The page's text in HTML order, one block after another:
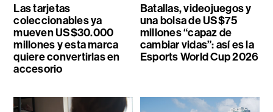
Las tarjetas
coleccionables ya
mueven US$30.000
millones y esta marca
quiere convertirlas en
accesorio
Batallas, videojuegos y
una bolsa de US$75
millones “capaz de
cambiar vidas”: así es la
Esports World Cup 2026